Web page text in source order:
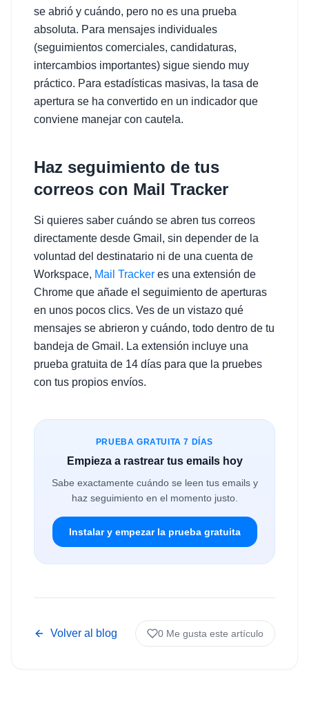
se abrió y cuándo, pero no es una prueba
absoluta. Para mensajes individuales
(seguimientos comerciales, candidaturas,
intercambios importantes) sigue siendo muy
práctico. Para estadísticas masivas, la tasa de
apertura se ha convertido en un indicador que
conviene manejar con cautela.
Haz seguimiento de tus
correos con Mail Tracker
Si quieres saber cuándo se abren tus correos
directamente desde Gmail, sin depender de la
voluntad del destinatario ni de una cuenta de
Workspace, Mail Tracker es una extensión de
Chrome que añade el seguimiento de aperturas
en unos pocos clics. Ves de un vistazo qué
mensajes se abrieron y cuándo, todo dentro de tu
bandeja de Gmail. La extensión incluye una
prueba gratuita de 14 días para que la pruebes
con tus propios envíos.
PRUEBA GRATUITA 7 DÍAS
Empieza a rastrear tus emails hoy
Sabe exactamente cuándo se leen tus emails y
haz seguimiento en el momento justo.
Instalar y empezar la prueba gratuita
Volver al blog 0 Me gusta este artículo